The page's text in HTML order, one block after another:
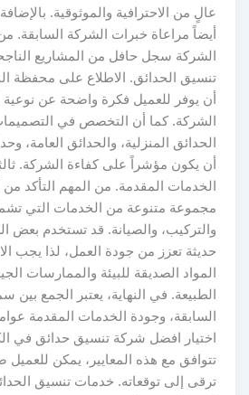
عالٍ من الاحترافية والموثوقية.
أيضاً مراعاة خبرات الشركة السابقة.
الشركة سجل حافل من المشاريع
تنسيق الحدائق. الاطلاع على محفظة
أن يوفر للعميل فكرة واضحة عن نوعية
الشركة. كما أن التخصص في
الحدائق المنزلية، والحدائق العامة،
أن يكون مؤشراً على كفاءة الشركة.
الخدمات المقدمة. من المهم التأكد
مجموعة متنوعة من الخدمات التي
والتركيب، والصيانة. قد تستخدم بعض
حديثة تعزز من جودة العمل، لذا يجب
المواد الصديقة للبيئة والممارسات
الطبيعة. في النهاية، يعتبر الجمع بين
السابقة، وجودة الخدمات المقدمة
اختيار افضل شركة تنسيق حدائق في
تتوافق مع هذه المعايير، يمكن للعميل
ترقى إلى توقعاته. خدمات تنسيق